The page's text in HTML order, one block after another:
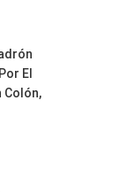
El
Colón,